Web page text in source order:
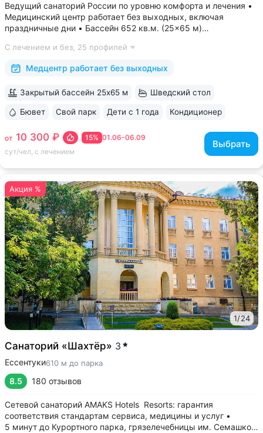
Ведущий санаторий России по уровню комфорта и лечения •
Медицинский центр работает без выходных, включая
праздничные дни • Бассейн 652 кв.м. (25×65 м)
Глубина от 30 до 180 см, есть отдельная детская зона. Рядом
расположены закрытая терраса...
С лечением и без, 25 профилей
Медцентр работает без выходных
01.06-06.09
15%
от 10 300 ₽
сут/чел, с лечением
Выбрать
Закрытый бассейн 25х65 м Шведский стол
Бювет Свой парк Дети с 1 года Кондиционер
ещё 6
Акция %
1/24
Санаторий «Шахтёр» 3
Ессентуки610 м до парка
8.5 180 отзывов
Сетевой санаторий AMAKS Hotels Resorts: гарантия
соответствия стандартам сервиса, медицины и услуг •
5 минут до Курортного парка, грязелечебницы им. Семашко,